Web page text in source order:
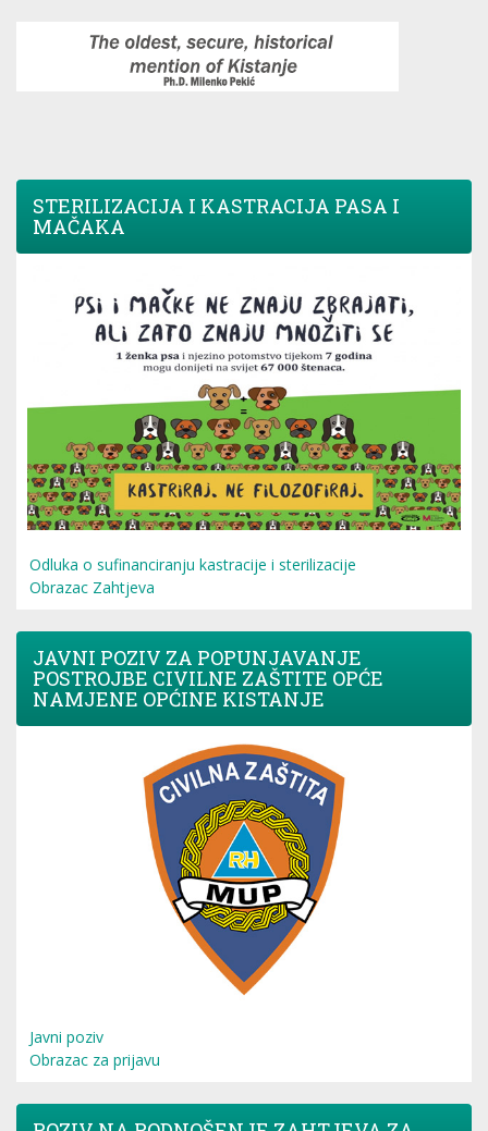
STERILIZACIJA I KASTRACIJA PASA I
MAČAKA
Odluka o sufinanciranju kastracije i sterilizacije
Obrazac Zahtjeva
JAVNI POZIV ZA POPUNJAVANJE
POSTROJBE CIVILNE ZAŠTITE OPĆE
NAMJENE OPĆINE KISTANJE
Javni poziv
Obrazac za prijavu